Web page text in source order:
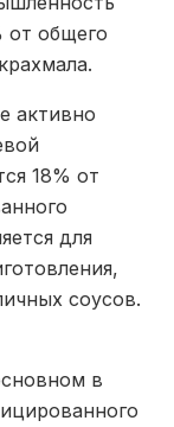
от общего
активно
18% от
для
соусов.
в